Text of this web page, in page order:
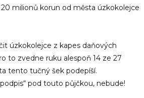
milionů korun od města úzkokolejce
úzkokolejce z kapes daňových
to zvedne ruku alespoň 14 ze 27
tento tučný šek podepíší.
pod touto půjčkou, nebude!